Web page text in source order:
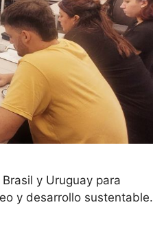
y Uruguay para
y desarrollo sustentable.